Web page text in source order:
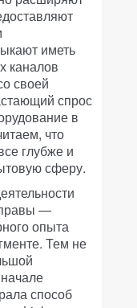
иметь
каналов
своей
спрос
в
что
глубже и
сферу.
—
опыта
Тем не
способ